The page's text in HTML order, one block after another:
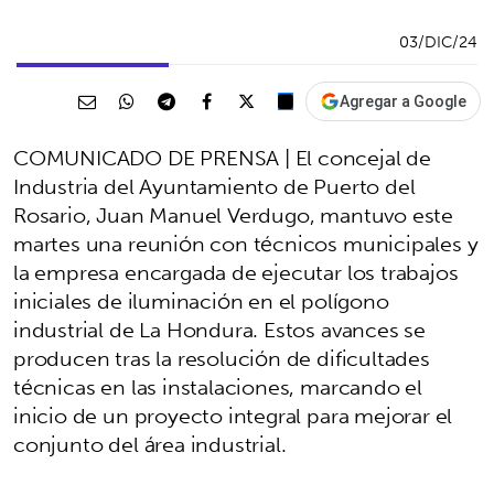
03/DIC/24
Agregar a Google
COMUNICADO DE PRENSA | El concejal de
Industria del Ayuntamiento de Puerto del
Rosario, Juan Manuel Verdugo, mantuvo este
martes una reunión con técnicos municipales y
la empresa encargada de ejecutar los trabajos
iniciales de iluminación en el polígono
industrial de La Hondura. Estos avances se
producen tras la resolución de dificultades
técnicas en las instalaciones, marcando el
inicio de un proyecto integral para mejorar el
conjunto del área industrial.